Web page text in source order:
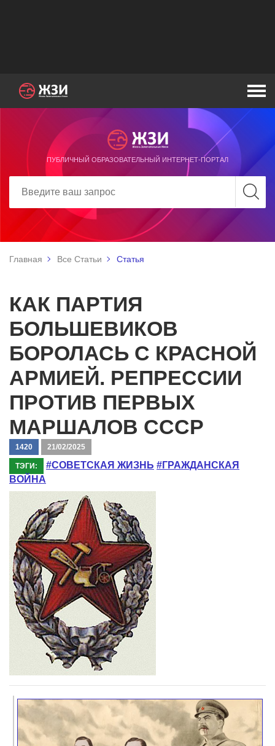
ПУБЛИЧНЫЙ ОБРАЗОВАТЕЛЬНЫЙ ИНТЕРНЕТ-ПОРТАЛ
Главная Все Статьи Статья
КАК ПАРТИЯ
БОЛЬШЕВИКОВ
БОРОЛАСЬ С КРАСНОЙ
АРМИЕЙ. РЕПРЕССИИ
ПРОТИВ ПЕРВЫХ
МАРШАЛОВ СССР
1420 21/02/2025
ТЭГИ: #СОВЕТСКАЯ ЖИЗНЬ #ГРАЖДАНСКАЯ
ВОЙНА